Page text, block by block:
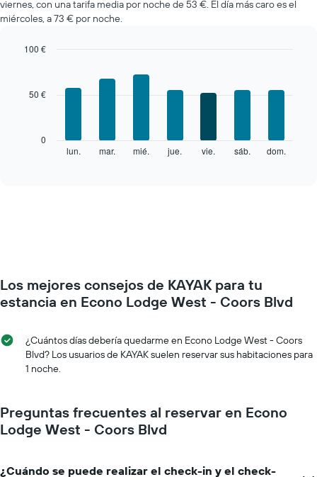
viernes, con una tarifa media por noche de 53 €. El día más caro es el
miércoles, a 73 € por noche.
día
de
El
gráfico
muestra
que
indica
de
lun. mar. mié. jue. vie. sáb. dom.
0
50 €
100 €
Los mejores consejos de KAYAK para tu
estancia en Econo Lodge West - Coors Blvd
¿Cuántos días debería quedarme en Econo Lodge West - Coors
Blvd? Los usuarios de KAYAK suelen reservar sus habitaciones para
1 noche.
Preguntas frecuentes al reservar en Econo
Lodge West - Coors Blvd
¿Cuándo se puede realizar el check-in y el check-